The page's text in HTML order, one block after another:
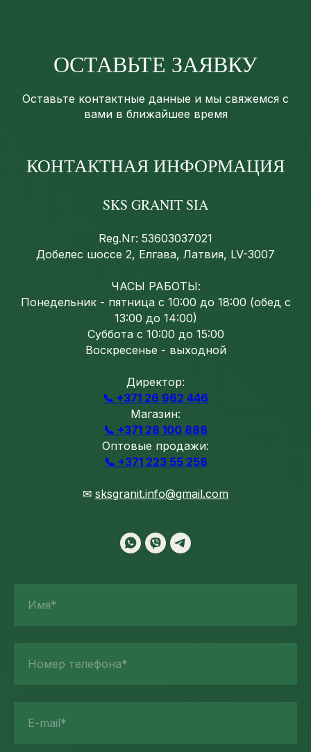
ОСТАВЬТЕ ЗАЯВКУ
Оставьте контактные данные и мы свяжемся с
вами в ближайшее время
КОНТАКТНАЯ ИНФОРМАЦИЯ
SKS GRANIT SIA
Reg.Nr: 53603037021
Добелес шоссе 2, Елгава, Латвия, LV-3007
ЧАСЫ РАБОТЫ:
Понедельник - пятница с 10:00 до 18:00 (обед с
13:00 до 14:00)
Суббота с 10:00 до 15:00
Воскресенье - выходной
Директор:
📞 +371 26 962 446
Магазин:
📞 +371 28 100 888
Оптовые продажи:
📞 +371 223 55 258
✉ sksgranit.info@gmail.com
Имя*
Номер телефона*
E-mail*